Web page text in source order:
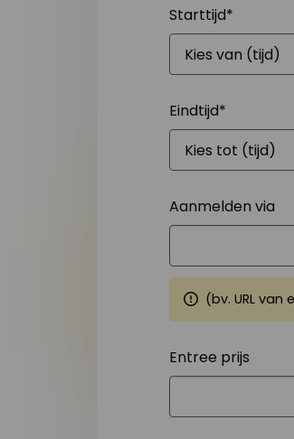
Starttijd*
Eindtijd*
Aanmelden via
(bv. URL
Entree prijs